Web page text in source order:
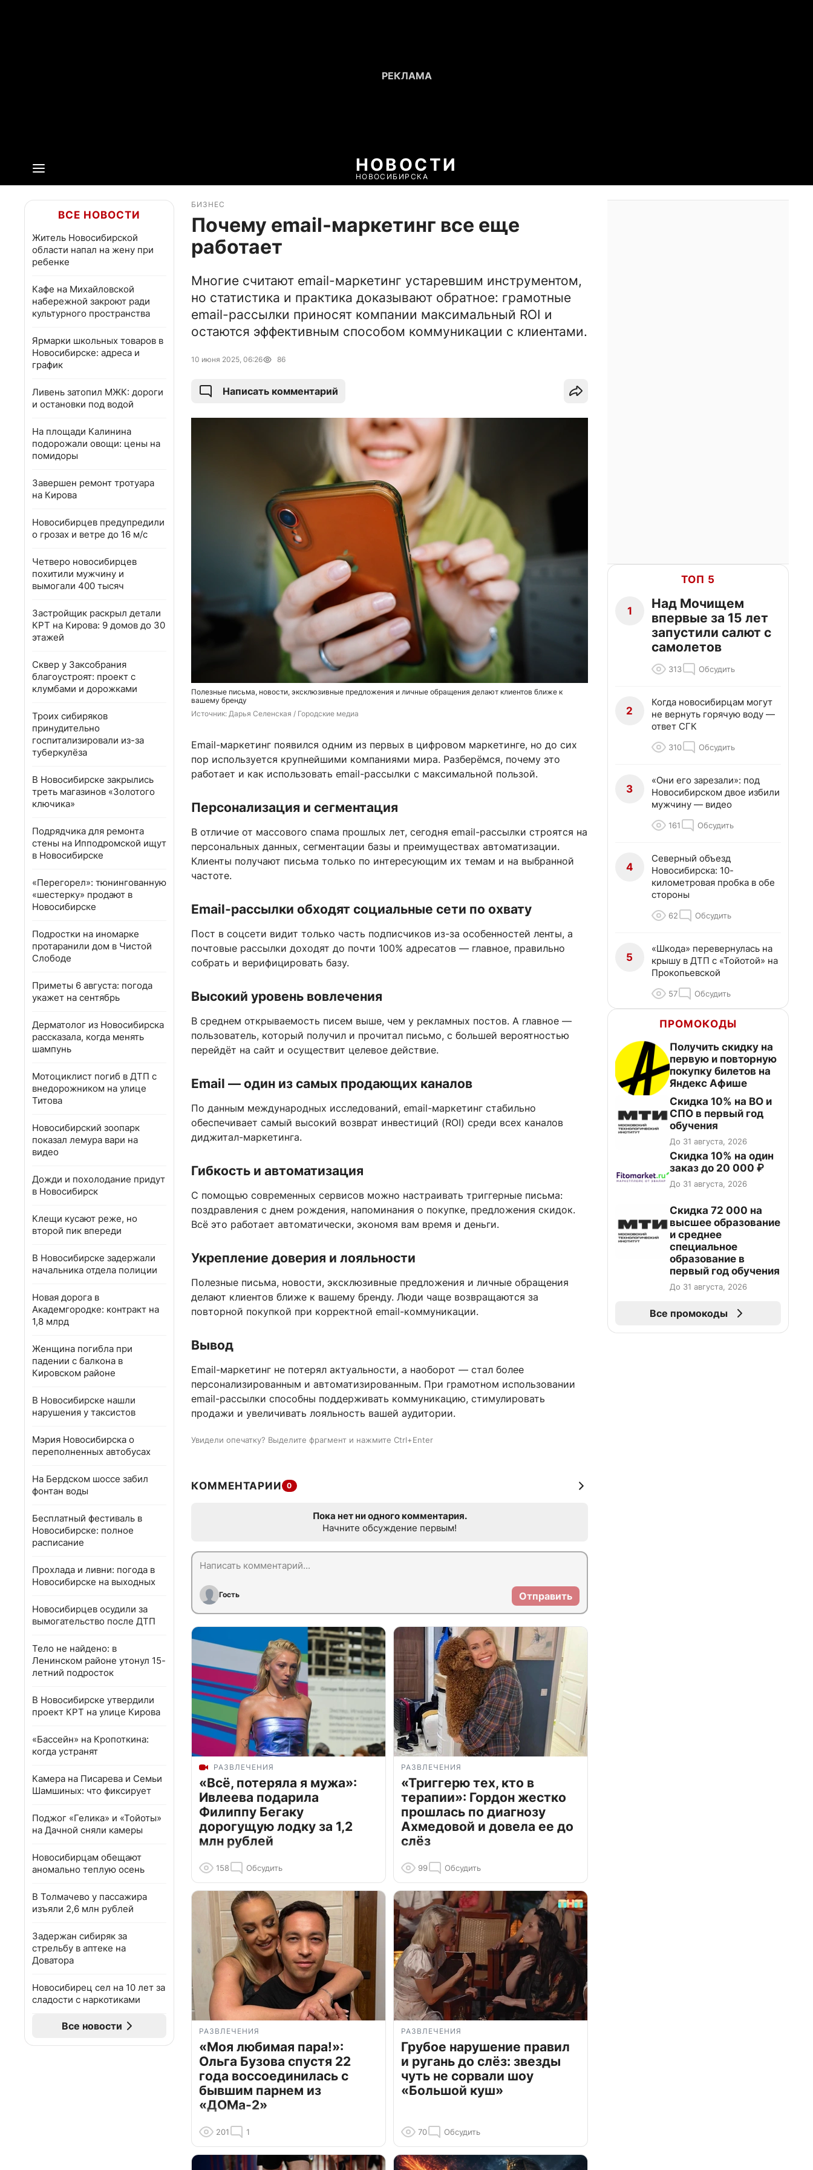
НОВОСТИ
НОВОСИБИРСКА
ВСЕ НОВОСТИ
Житель Новосибирской
области напал на жену при
ребенке
Кафе на Михайловской
набережной закроют ради
культурного пространства
Ярмарки школьных товаров в
Новосибирске: адреса и
график
Ливень затопил МЖК: дороги
и остановки под водой
На площади Калинина
подорожали овощи: цены на
помидоры
Завершен ремонт тротуара
на Кирова
Новосибирцев предупредили
о грозах и ветре до 16 м/с
Четверо новосибирцев
похитили мужчину и
вымогали 400 тысяч
Застройщик раскрыл детали
КРТ на Кирова: 9 домов до 30
этажей
Сквер у Заксобрания
благоустроят: проект с
клумбами и дорожками
Троих сибиряков
принудительно
госпитализировали из-за
туберкулёза
В Новосибирске закрылись
треть магазинов «Золотого
ключика»
Подрядчика для ремонта
стены на Ипподромской ищут
в Новосибирске
«Перегорел»: тюнингованную
«шестерку» продают в
Новосибирске
Подростки на иномарке
протаранили дом в Чистой
Слободе
Приметы 6 августа: погода
укажет на сентябрь
Дерматолог из Новосибирска
рассказала, когда менять
шампунь
Мотоциклист погиб в ДТП с
внедорожником на улице
Титова
Новосибирский зоопарк
показал лемура вари на
видео
Дожди и похолодание придут
в Новосибирск
Клещи кусают реже, но
второй пик впереди
В Новосибирске задержали
начальника отдела полиции
Новая дорога в
Академгородке: контракт на
1,8 млрд
Женщина погибла при
падении с балкона в
Кировском районе
В Новосибирске нашли
нарушения у таксистов
Мэрия Новосибирска о
переполненных автобусах
На Бердском шоссе забил
фонтан воды
Бесплатный фестиваль в
Новосибирске: полное
расписание
Прохлада и ливни: погода в
Новосибирске на выходных
Новосибирцев осудили за
вымогательство после ДТП
Тело не найдено: в
Ленинском районе утонул 15-
летний подросток
В Новосибирске утвердили
проект КРТ на улице Кирова
«Бассейн» на Кропоткина:
когда устранят
Камера на Писарева и Семьи
Шамшиных: что фиксирует
Поджог «Гелика» и «Тойоты»
на Дачной сняли камеры
Новосибирцам обещают
аномально теплую осень
В Толмачево у пассажира
изъяли 2,6 млн рублей
Задержан сибиряк за
стрельбу в аптеке на
Доватора
Новосибирец сел на 10 лет за
сладости с наркотиками
Все новости
БИЗНЕС
Почему email-маркетинг все еще
работает
Многие считают email-маркетинг устаревшим инструментом,
но статистика и практика доказывают обратное: грамотные
email-рассылки приносят компании максимальный ROI и
остаются эффективным способом коммуникации с клиентами.
10 июня 2025, 06:26 86
Написать комментарий
Полезные письма, новости, эксклюзивные предложения и личные обращения делают клиентов ближе к
вашему бренду
Источник: Дарья Селенская / Городские медиа
Email-маркетинг появился одним из первых в цифровом маркетинге, но до сих
пор используется крупнейшими компаниями мира. Разберёмся, почему это
работает и как использовать email-рассылки с максимальной пользой.
Персонализация и сегментация
В отличие от массового спама прошлых лет, сегодня email-рассылки строятся на
персональных данных, сегментации базы и преимуществах автоматизации.
Клиенты получают письма только по интересующим их темам и на выбранной
частоте.
Email-рассылки обходят социальные сети по охвату
Пост в соцсети видит только часть подписчиков из-за особенностей ленты, а
почтовые рассылки доходят до почти 100% адресатов — главное, правильно
собрать и верифицировать базу.
Высокий уровень вовлечения
В среднем открываемость писем выше, чем у рекламных постов. А главное —
пользователь, который получил и прочитал письмо, с большей вероятностью
перейдёт на сайт и осуществит целевое действие.
Email — один из самых продающих каналов
По данным международных исследований, email-маркетинг стабильно
обеспечивает самый высокий возврат инвестиций (ROI) среди всех каналов
диджитал-маркетинга.
Гибкость и автоматизация
С помощью современных сервисов можно настраивать триггерные письма:
поздравления с днем рождения, напоминания о покупке, предложения скидок.
Всё это работает автоматически, экономя вам время и деньги.
Укрепление доверия и лояльности
Полезные письма, новости, эксклюзивные предложения и личные обращения
делают клиентов ближе к вашему бренду. Люди чаще возвращаются за
повторной покупкой при корректной email-коммуникации.
Вывод
Email-маркетинг не потерял актуальности, а наоборот — стал более
персонализированным и автоматизированным. При грамотном использовании
email-рассылки способны поддерживать коммуникацию, стимулировать
продажи и увеличивать лояльность вашей аудитории.
Увидели опечатку? Выделите фрагмент и нажмите Ctrl+Enter
КОММЕНТАРИИ 0
Пока нет ни одного комментария.
Начните обсуждение первым!
Гость Отправить
РАЗВЛЕЧЕНИЯ
«Всё, потеряла я мужа»:
Ивлеева подарила
Филиппу Бегаку
дорогущую лодку за 1,2
млн рублей
158 Обсудить
РАЗВЛЕЧЕНИЯ
«Триггерю тех, кто в
терапии»: Гордон жестко
прошлась по диагнозу
Ахмедовой и довела ее до
слёз
99 Обсудить
РАЗВЛЕЧЕНИЯ
«Моя любимая пара!»:
Ольга Бузова спустя 22
года воссоединилась с
бывшим парнем из
«ДОМа-2»
201 1
РАЗВЛЕЧЕНИЯ
Грубое нарушение правил
и ругань до слёз: звезды
чуть не сорвали шоу
«Большой куш»
70 Обсудить
ТОП 5
1
Над Мочищем
впервые за 15 лет
запустили салют с
самолетов
313 Обсудить
2
Когда новосибирцам могут
не вернуть горячую воду —
ответ СГК
310 Обсудить
3
«Они его зарезали»: под
Новосибирском двое избили
мужчину — видео
161 Обсудить
4
Северный объезд
Новосибирска: 10-
километровая пробка в обе
стороны
62 Обсудить
5
«Шкода» перевернулась на
крышу в ДТП с «Тойотой» на
Прокопьевской
57 Обсудить
ПРОМОКОДЫ
Получить скидку на
первую и повторную
покупку билетов на
Яндекс Афише
Скидка 10% на ВО и
СПО в первый год
обучения
До 31 августа, 2026
Скидка 10% на один
заказ до 20 000 ₽
До 31 августа, 2026
Скидка 72 000 на
высшее образование
и среднее
специальное
образование в
первый год обучения
До 31 августа, 2026
Все промокоды